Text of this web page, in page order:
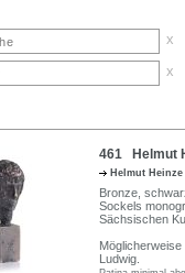
x
x
461 Helmut
Helmut Heinze
Bronze,
Sockels
Sächsischen
Ludwig.